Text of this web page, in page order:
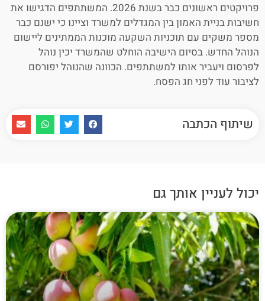
פרויקטים ראשונים כבר בשנת 2026. המשתתפים הדגישו את
חשיבות בניית האמון בין המגדלים למשרד וציינו כי ישנם כבר
מספר משקים עם תוכניות השקעה מוכנות הממתינים ליישום
הנוהל החדש. בסיום הישיבה הוחלט שהמשרד יכין נוהל
לפרסום ויעביר אותו למשתתפים. הכוונה שהנוהל יפורסם
לציבור עוד לפני חג הפסח.
שיתוף הכתבה
יכול לעניין אותך גם